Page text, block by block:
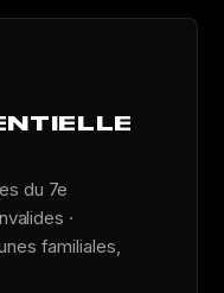
du 7e
·
familiales,